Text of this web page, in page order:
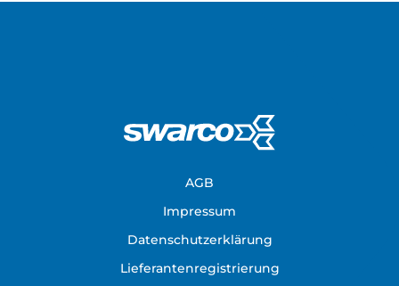
AGB
Impressum
Datenschutzerklärung
Lieferantenregistrierung